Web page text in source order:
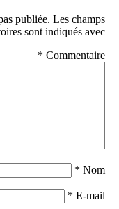
publiée. Les champs
sont indiqués avec
Commentaire
*
Nom
*
E-mail
*